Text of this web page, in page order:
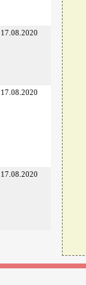
17.08.2020
17.08.2020
17.08.2020